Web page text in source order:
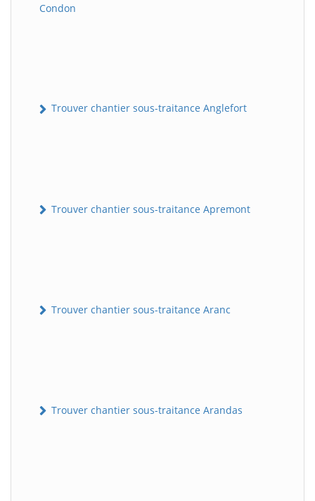
Condon
Trouver chantier sous-traitance Anglefort
Trouver chantier sous-traitance Apremont
Trouver chantier sous-traitance Aranc
Trouver chantier sous-traitance Arandas